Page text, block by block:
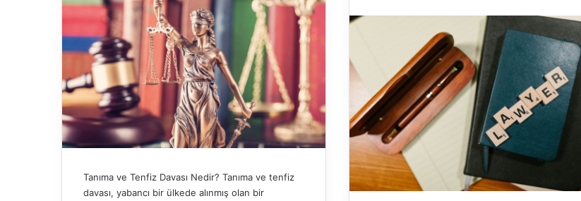
Tanıma ve Tenfiz Davası Nedir? Tanıma ve tenfiz
davası, yabancı bir ülkede alınmış olan bir